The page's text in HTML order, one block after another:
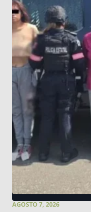
AGOSTO 7, 2026